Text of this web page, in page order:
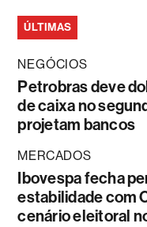
ÚLTIMAS
NEGÓCIOS
Petrobras deve
de caixa no
projetam bancos
MERCADOS
Ibovespa fecha
estabilidade com
cenário eleitoral